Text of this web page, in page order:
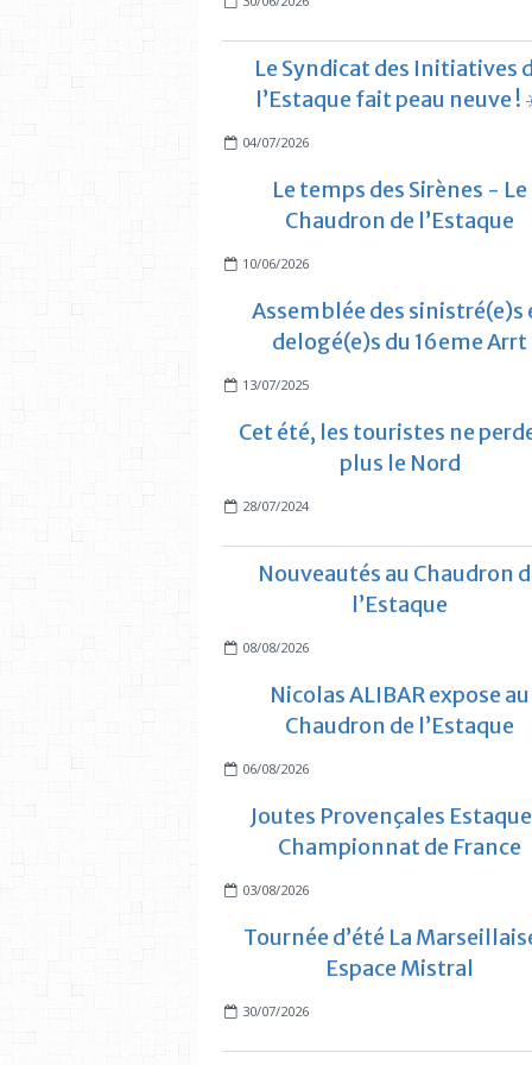
Le Syndicat des Initiatives
l’Estaque fait peau neuve !
04/07/2026
Le temps des Sirènes - Le
Chaudron de l’Estaque
10/06/2026
Assemblée des sinistré(e)s
delogé(e)s du 16eme Arrt
13/07/2025
Cet été, les touristes ne
plus le Nord
28/07/2024
Nouveautés au Chaudron
l’Estaque
08/08/2026
Nicolas ALIBAR expose au
Chaudron de l’Estaque
06/08/2026
Joutes Provençales
Championnat de France
03/08/2026
Tournée d’été La
Espace Mistral
30/07/2026